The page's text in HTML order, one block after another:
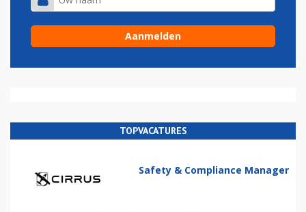
TOPVACATURES
Safety & Compliance Manager